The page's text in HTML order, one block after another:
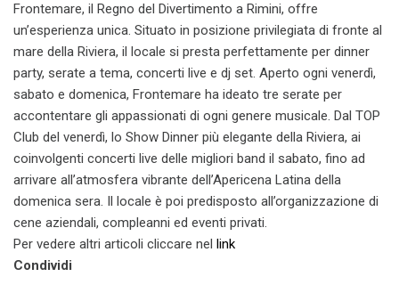
Frontemare, il Regno del Divertimento a Rimini, offre
un’esperienza unica. Situato in posizione privilegiata di fronte al
mare della Riviera, il locale si presta perfettamente per dinner
party, serate a tema, concerti live e dj set. Aperto ogni venerdì,
sabato e domenica, Frontemare ha ideato tre serate per
accontentare gli appassionati di ogni genere musicale. Dal TOP
Club del venerdì, lo Show Dinner più elegante della Riviera, ai
coinvolgenti concerti live delle migliori band il sabato, fino ad
arrivare all’atmosfera vibrante dell’Apericena Latina della
domenica sera. Il locale è poi predisposto all’organizzazione di
cene aziendali, compleanni ed eventi privati.
Per vedere altri articoli cliccare nel link
Condividi